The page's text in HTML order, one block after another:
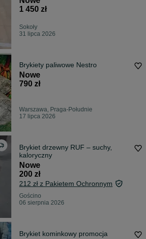
1 450 zł
Sokoły
31 lipca 2026
Brykiety paliwowe Nestro
Nowe
790 zł
Warszawa, Praga-Południe
17 lipca 2026
Brykiet drzewny RUF – suchy,
kaloryczny
Nowe
200 zł
212 zł z Pakietem Ochronnym
Gościno
06 sierpnia 2026
Brykiet kominkowy promocja